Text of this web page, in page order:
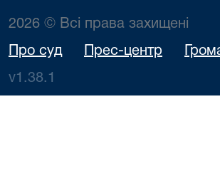
2026 © Всі права захищені
Про суд Прес-центр
v1.38.1